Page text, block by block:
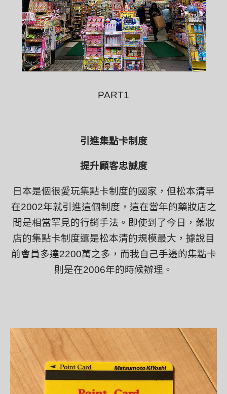
PART1
引進集點卡制度
提升顧客忠誠度
日本是個很愛玩集點卡制度的國家，但松本清早
在2002年就引進這個制度，這在當年的藥妝店之
間是相當罕見的行銷手法。即使到了今日，藥妝
店的集點卡制度還是松本清的規模最大，據說目
前會員多達2200萬之多，而我自己手邊的集點卡
則是在2006年的時候辦理。